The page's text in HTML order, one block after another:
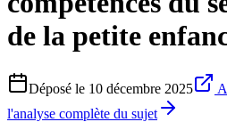
de la petite
Déposé le 10 décembre 2025
l'analyse complète du sujet